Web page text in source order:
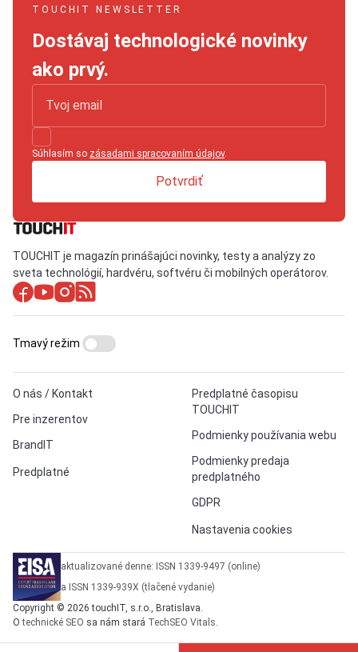
TOUCHIT NEWSLETTER
Dostávaj technologické novinky
ako prvý.
Súhlasím so zásadami spracovaním údajov.
Potvrdiť
TOUCHIT je magazín prinášajúci novinky, testy a analýzy zo
sveta technológií, hardvéru, softvéru či mobilných operátorov.
O nás / Kontakt
Pre inzerentov
BrandIT
Predplatné
Predplatné časopisu
TOUCHIT
Podmienky používania webu
Podmienky predaja
predplatného
GDPR
Nastavenia cookies
Tmavý režim
aktualizované denne: ISSN 1339-9497 (online)
a ISSN 1339-939X (tlačené vydanie)
Copyright © 2026 touchIT, s.r.o., Bratislava.
Otechnické SEO sa nám stará TechSEO Vitals.